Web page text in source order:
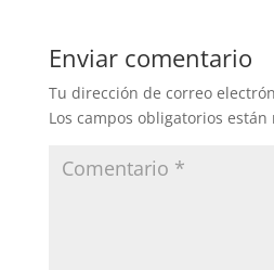
Enviar comentario
Tu dirección de correo
Los campos obligatorios están